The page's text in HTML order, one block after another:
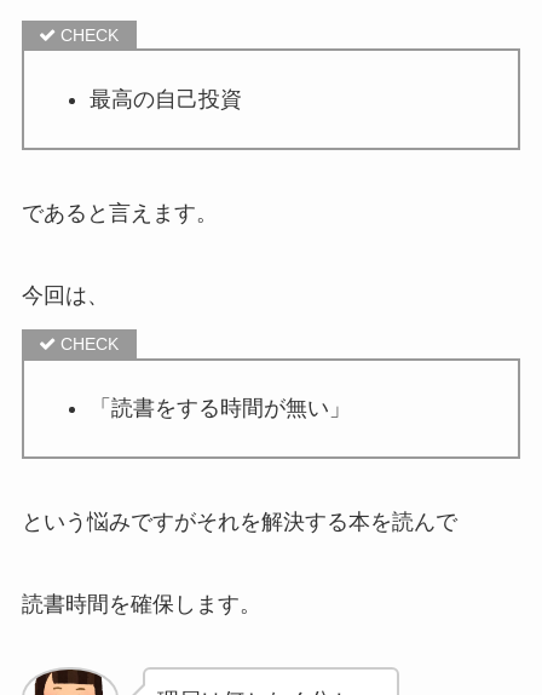
最高の自己投資
であると言えます。
今回は、
「読書をする時間が無い」
という悩みですがそれを解決する本を読んで
読書時間を確保します。